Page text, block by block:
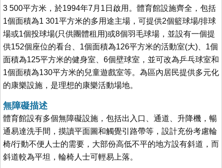
3 500平方米，於1994年7月1日啟用。體育館設施齊全，包括
1個面積為1 301平方米的多用途主場，可提供2個籃球場/排球
場或1個投球場(只供團體租用)或8個羽毛球場，並設有一個提
供152個座位的看台、1個面積為126平方米的活動室(大)、1個
面積為125平方米的健身室、6個壁球室，並可改為乒乓球室和
1個面積為130平方米的兒童遊戲室等。為區內居民提供多元化
的康樂設施，是理想的康樂活動場地。
無障礙描述
體育館設有多個無障礙設施，包括出入口、通道、升降機，暢
通易達洗手間，摸讀平面圖和觸覺引路帶等，設計充份考慮輪
椅/行動不便人士的需要，大部份高低不平的地方設有斜道，而
斜道較為平坦，輪椅人士可輕易上落。